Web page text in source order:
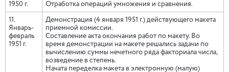
1950 г.
Отработка операций умножения и сравнения.
11.
Январь-
февраль
1951 г.
Демонстрация (4 января 1951 г.) действующего макета
приемной комиссии.
Составление акта окончания работ по макету. Во
время демонстрации на макете решались задачи по
вычислению суммы нечетного ряда факториала числа,
возведение в степень.
Начата переделка макета в электронную (малую)